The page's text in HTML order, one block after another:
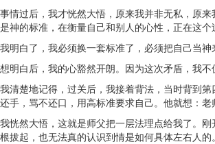
事情过后，我才恍然大悟，原来我并非无私，原
是神的标准，在衡量自己和别人的心性，正在这个
我明白了，我必须换一套标准了，必须把自己当
想明白后，我的心豁然开朗。因为这次矛盾，我
我清楚地记得，过关后，我接着背法，当时背到
还手，骂不还口，用高标准要求自己。他就想：
我恍然大悟，这就是师父把一层法理点给我了。
根拔起，也无法真的认识到情是如何具体左右人